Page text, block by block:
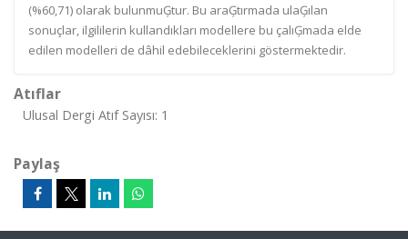
(%60,71) olarak bulunmuĢtur. Bu araĢtırmada ulaĢılan
sonuçlar, ilgililerin kullandıkları modellere bu çalıĢmada elde
edilen modelleri de dâhil edebileceklerini göstermektedir.
Atıflar
Ulusal Dergi Atıf Sayısı: 1
Paylaş